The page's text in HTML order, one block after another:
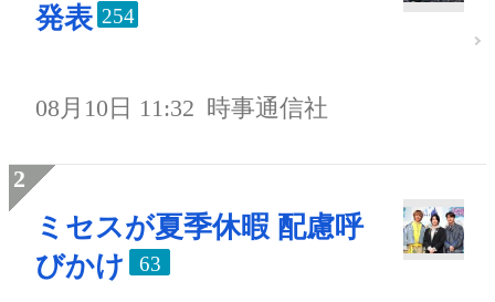
発表 254
08月10日 11:32 時事通信社
ミセスが夏季休暇 配慮呼
びかけ
63